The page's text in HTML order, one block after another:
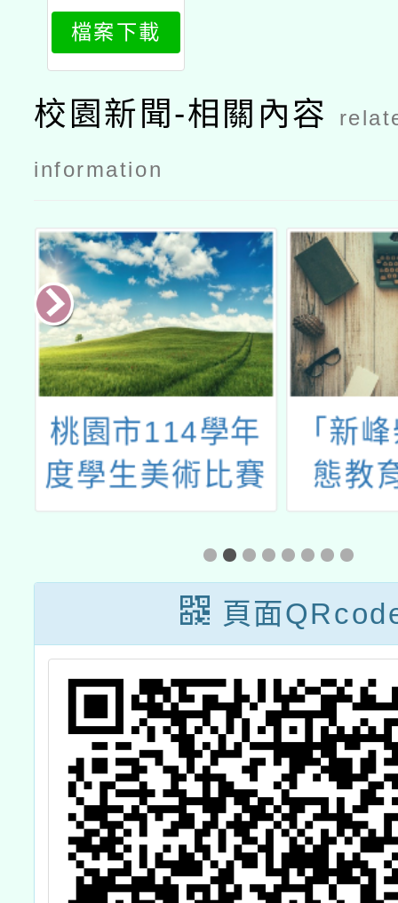
檔案下載
校園新聞-相關內容
information
桃園市114學年
度學生美術比賽
「新
態教
年度
火」
頁面